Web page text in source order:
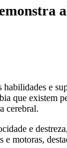
habilidades e
que existem
cerebral.
e
e motoras,